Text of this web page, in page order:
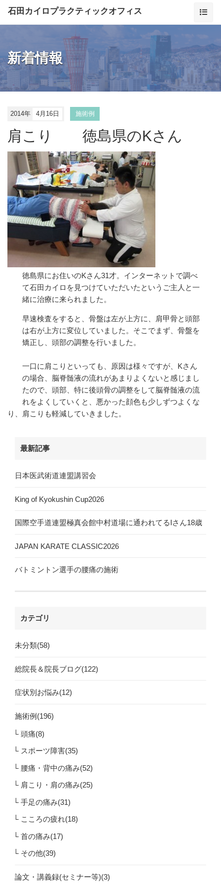
石田カイロプラクティックオフィス
新着情報
2014年 4月16日 施術例
肩こり 徳島県のKさん
徳島県にお住いのKさん31才。インターネットで調べ
て石田カイロを見つけていただいたというご主人と一
緒に治療に来られました。
早速検査をすると、骨盤は左が上方に、肩甲骨と頭部
は右が上方に変位していました。そこでまず、骨盤を
矯正し、頭部の調整を行いました。
一口に肩こりといっても、原因は様々ですが、Kさん
の場合、脳脊髄液の流れがあまりよくないと感じまし
たので、頭部、特に後頭骨の調整をして脳脊髄液の流
れをよくしていくと、悪かった顔色も少しずつよくな
り、肩こりも軽減していきました。
最新記事
日本医武術道連盟講習会
King of Kyokushin Cup2026
国際空手道連盟極真会館中村道場に通われてるIさん18歳
JAPAN KARATE CLASSIC2026
バトミントン選手の腰痛の施術
カテゴリ
未分類(58)
総院長＆院長ブログ(122)
症状別お悩み(12)
施術例(196)
頭痛(8)
スポーツ障害(35)
腰痛・背中の痛み(52)
肩こり・肩の痛み(25)
手足の痛み(31)
こころの疲れ(18)
首の痛み(17)
その他(39)
論文・講義録(セミナー等)(3)